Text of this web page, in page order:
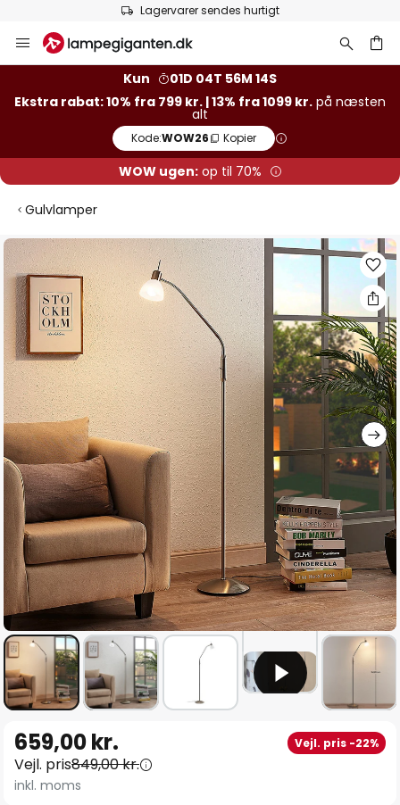
Lagervarer sendes hurtigt
to
Kun
01D 04T 56M 14S
Ekstra rabat: 10% fra 799 kr. | 13% fra 1099 kr. på næsten
alt
Kode:WOW26 Kopier
WOW ugen:op til 70%
Gulvlamper
Gå
til
slutningen
af
billedgalleriet
starten
af
659,00 kr. Vejl. pris -22%
Vejl. pris849,00 kr.
inkl. moms